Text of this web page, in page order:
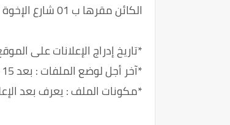
الكائن مقرها ب 01 شارع الإخوة حجاني، الأبيار بالجزائر العاصمة
*تاريخ إدراج الإعلانات على الموقع : 11 سبتمبر
*آخر أجل لوضع الملفات : بعد 15 يوم من تاريخ النشر
*مكونات الملف : يعرف بعد